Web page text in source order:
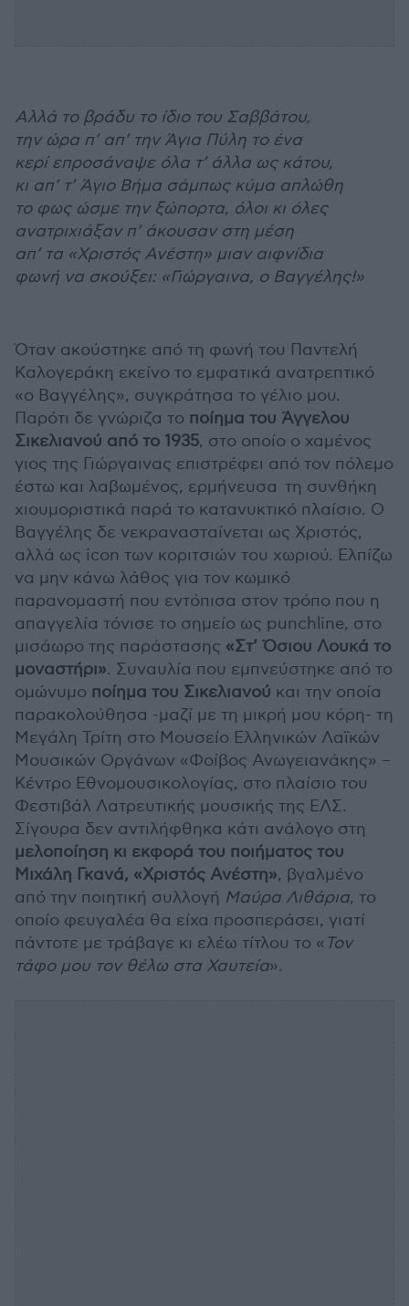
Αλλά το βράδυ το ίδιο του Σαββάτου,
την ώρα π’ απ’ την Άγια Πύλη το ένα
κερί επροσάναψε όλα τ’ άλλα ως κάτου,
κι απ’ τ’ Άγιο Βήμα σάμπως κύμα απλώθη
το φως ώσμε την ξώπορτα, όλοι κι όλες
ανατριχιάξαν π’ άκουσαν στη μέση
απ’ τα «Χριστός Ανέστη» μιαν αιφνίδια
φωνή να σκούξει: «Γιώργαινα, ο Βαγγέλης!»
Όταν ακούστηκε από τη φωνή του Παντελή
Καλογεράκη εκείνο το εμφατικά ανατρεπτικό
«ο Βαγγέλης», συγκράτησα το γέλιο μου.
Παρότι δε γνώριζα το ποίημα του Άγγελου
Σικελιανού από το 1935, στο οποίο ο χαμένος
γιος της Γιώργαινας επιστρέφει από τον πόλεμο
έστω και λαβωμένος, ερμήνευσα τη συνθήκη
χιουμοριστικά παρά το κατανυκτικό πλαίσιο. Ο
Βαγγέλης δε νεκρανασταίνεται ως Χριστός,
αλλά ως icon των κοριτσιών του χωριού. Ελπίζω
να μην κάνω λάθος για τον κωμικό
παρανομαστή που εντόπισα στον τρόπο που η
απαγγελία τόνισε το σημείο ως punchline, στο
μισάωρο της παράστασης «Στ’ Όσιου Λουκά το
μοναστήρι». Συναυλία που εμπνεύστηκε από το
ομώνυμο ποίημα του Σικελιανού και την οποία
παρακολούθησα -μαζί με τη μικρή μου κόρη- τη
Μεγάλη Τρίτη στο Μουσείο Ελληνικών Λαϊκών
Μουσικών Οργάνων «Φοίβος Ανωγειανάκης» –
Κέντρο Εθνομουσικολογίας, στο πλαίσιο του
Φεστιβάλ Λατρευτικής μουσικής της ΕΛΣ.
Σίγουρα δεν αντιλήφθηκα κάτι ανάλογο στη
μελοποίηση κι εκφορά του ποιήματος του
Μιχάλη Γκανά, «Χριστός Ανέστη», βγαλμένο
από την ποιητική συλλογή Μαύρα Λιθάρια, το
οποίο φευγαλέα θα είχα προσπεράσει, γιατί
πάντοτε με τράβαγε κι ελέω τίτλου το « Τον
τάφο μου τον θέλω στα Χαυτεία».